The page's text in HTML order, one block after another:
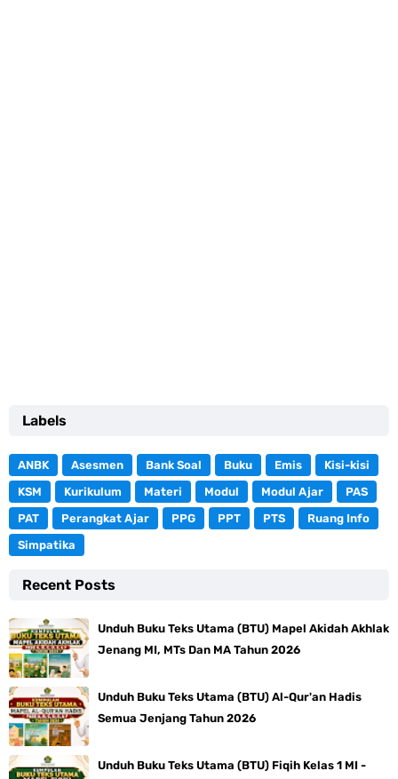
Labels
ANBK Asesmen Bank Soal Buku Emis
Kisi-kisi
KSM
Kurikulum Materi Modul Modul Ajar
PAS
PAT
Perangkat Ajar PPG PPT PTS
Ruang Info
Simpatika
Recent Posts
Unduh Buku Teks Utama (BTU) Mapel Akidah Akhlak
Jenang MI, MTs Dan MA Tahun 2026
Unduh Buku Teks Utama (BTU) Al-Qur'an Hadis
Semua Jenjang Tahun 2026
Unduh Buku Teks Utama (BTU) Fiqih Kelas 1 MI -